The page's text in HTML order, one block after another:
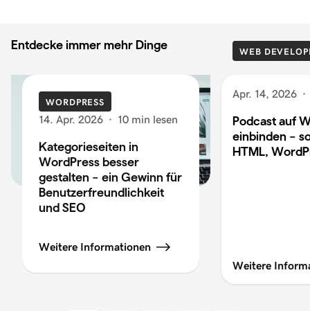
Entdecke immer mehr Dinge
WORDPRESS
14. Apr. 2026 · 10 min lesen
Kategorieseiten in
WordPress besser
gestalten – ein Gewinn für
Benutzerfreundlichkeit
und SEO
Weitere Informationen
WEB
Apr. 14, 2026 ·
Podcast auf
einbinden –
HTML,
Weitere